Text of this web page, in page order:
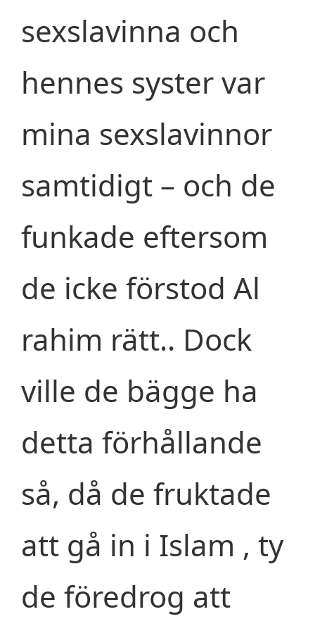
sexslavinna och
hennes syster var
mina sexslavinnor
samtidigt – och de
funkade eftersom
de icke förstod Al
rahim rätt.. Dock
ville de bägge ha
detta förhållande
så, då de fruktade
att gå in i Islam , ty
de föredrog att